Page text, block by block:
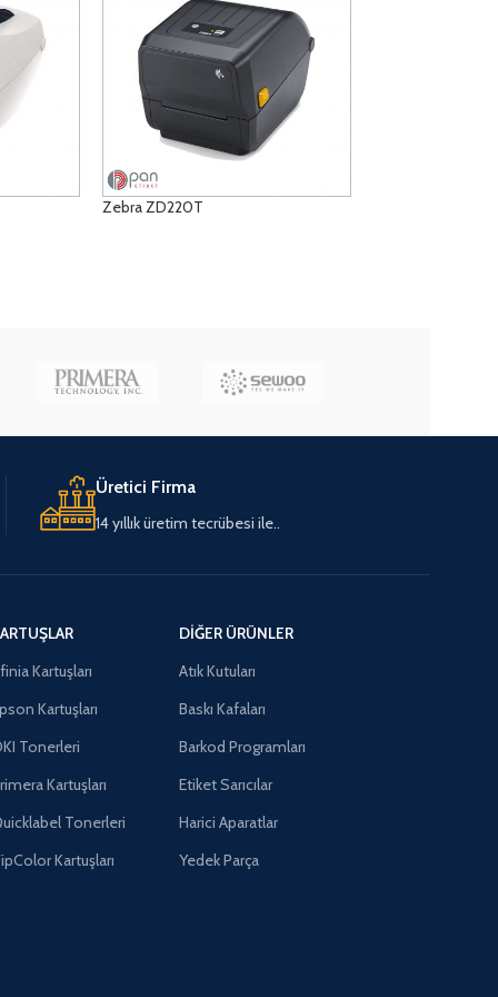
Zebra ZD220T
Üretici Firma
14 yıllık üretim tecrübesi ile..
Kartuşları
Kartuşları
Tonerleri
Kartuşları
Tonerleri
Kartuşları
DIĞER ÜRÜNLER
Atık Kutuları
Baskı Kafaları
Barkod Programları
Etiket Sarıcılar
Harici Aparatlar
Yedek Parça